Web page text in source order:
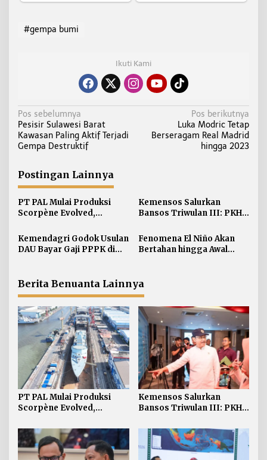
#gempa bumi
Ikuti Kami
N
a
v
g
a
s
i
o
Pos sebelumnya
Pesisir Sulawesi Barat
Kawasan Paling Aktif Terjadi
Gempa Destruktif
Pos berikutnya
Luka Modric Tetap
Berseragam Real Madrid
hingga 2023
Postingan Lainnya
PT PAL Mulai Produksi
Scorpène Evolved,
Prancis
Kemensos Salurkan
Bansos Triwulan III: PKH 7
Kemendagri Godok Usulan
DAU Bayar Gaji PPPK di
Fenomena El Niño Akan
Bertahan hingga Awal
Berita Benuanta Lainnya
PT PAL Mulai Produksi
Scorpène Evolved,
Prancis
Kemensos Salurkan
Bansos Triwulan III: PKH 7